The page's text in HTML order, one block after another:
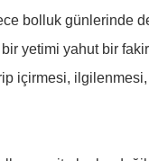
bolluk günlerinde
bir yetimi yahut bir
içirmesi,